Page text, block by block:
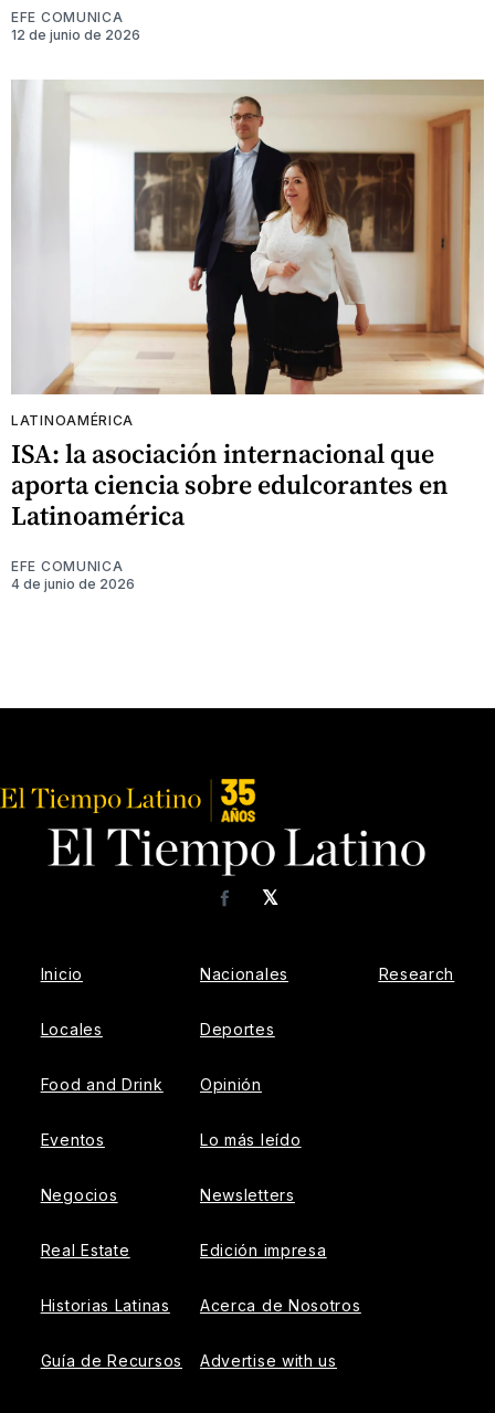
EFE COMUNICA
12 de junio de 2026
LATINOAMÉRICA
ISA: la asociación internacional que
aporta ciencia sobre edulcorantes en
Latinoamérica
EFE COMUNICA
4 de junio de 2026
𝕏
Facebook
Inicio
Locales
Food and Drink
Eventos
Negocios
Real Estate
Historias Latinas
Guía de Recursos
Nacionales
Deportes
Opinión
Lo más leído
Newsletters
Edición impresa
Acerca de Nosotros
Advertise with us
Research